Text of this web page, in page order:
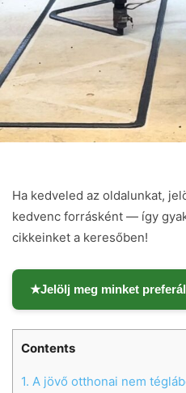
Ha kedveled az oldalunkat,
kedvenc forrásként — így
cikkeinket a keresőben!
★Jelölj meg minket
Contents
1. A jövő otthonai nem